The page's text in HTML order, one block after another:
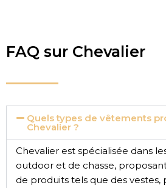
FAQ sur Chevalier
Quels types de vêtements
Chevalier ?
Chevalier est spécialisée dans
outdoor et de chasse,
de produits tels que des vestes,